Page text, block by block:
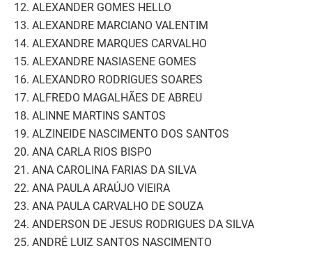
12. ALEXANDER GOMES HELLO
13. ALEXANDRE MARCIANO VALENTIM
14. ALEXANDRE MARQUES CARVALHO
15. ALEXANDRE NASIASENE GOMES
16. ALEXANDRO RODRIGUES SOARES
17. ALFREDO MAGALHÃES DE ABREU
18. ALINNE MARTINS SANTOS
19. ALZINEIDE NASCIMENTO DOS SANTOS
20. ANA CARLA RIOS BISPO
21. ANA CAROLINA FARIAS DA SILVA
22. ANA PAULA ARAÚJO VIEIRA
23. ANA PAULA CARVALHO DE SOUZA
24. ANDERSON DE JESUS RODRIGUES DA SILVA
25. ANDRÉ LUIZ SANTOS NASCIMENTO